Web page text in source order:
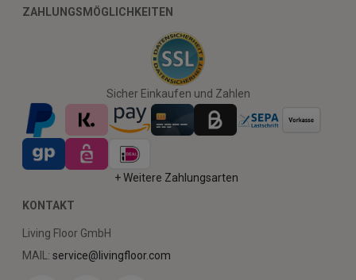
ZAHLUNGSMÖGLICHKEITEN
Sicher Einkaufen und Zahlen
+ Weitere Zahlungsarten
KONTAKT
Living Floor GmbH
MAIL: service@livingfloor.com